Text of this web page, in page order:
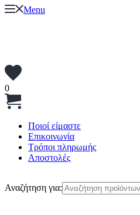
Menu
0
Ποιοί είμαστε
Επικοινωνία
Τρόποι πληρωμής
Αποστολές
Αναζήτηση για: